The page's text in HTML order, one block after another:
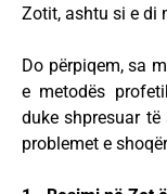
Zotit, ashtu si e di
Do përpiqem, sa
e metodës
duke shpresuar të
problemet e